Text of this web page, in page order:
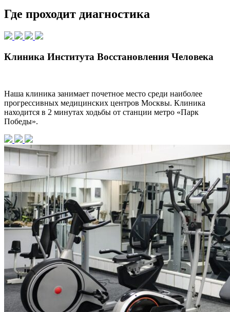
Где проходит диагностика
Клиника Института Восстановления Человека
Наша клиника занимает почетное место среди наиболее
прогрессивных медицинских центров Москвы. Клиника
находится в 2 минутах ходьбы от станции метро «Парк
Победы».